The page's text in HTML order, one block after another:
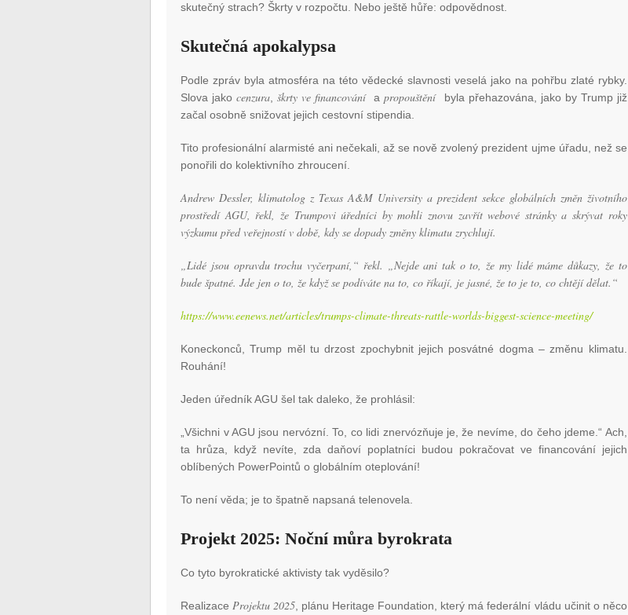
skutečný strach? Škrty v rozpočtu. Nebo ještě hůře: odpovědnost.
Skutečná apokalypsa
Podle zpráv byla atmosféra na této vědecké slavnosti veselá jako na pohřbu zlaté rybky.
Slova jakocenzura ,škrty ve financováníapropouštěníbyla přehazována, jako by Trump již
začal osobně snižovat jejich cestovní stipendia.
Tito profesionální alarmisté ani nečekali, až se nově zvolený prezident ujme úřadu, než se
ponořili do kolektivního zhroucení.
Andrew Dessler, klimatolog z Texas A&M University a prezident sekce globálních změn životního
prostředí AGU, řekl, že Trumpovi úředníci by mohli znovu zavřít webové stránky a skrývat roky
výzkumu před veřejností v době, kdy se dopady změny klimatu zrychlují.
„Lidé jsou opravdu trochu vyčerpaní,“ řekl. „Nejde ani tak o to, že my lidé máme důkazy, že to
bude špatné. Jde jen o to, že když se podíváte na to, co říkají, je jasné, že to je to, co chtějí dělat.“
https://www.eenews.net/articles/trumps-climate-threats-rattle-worlds-biggest-science-meeting/
Koneckonců, Trump měl tu drzost zpochybnit jejich posvátné dogma – změnu klimatu.
Rouhání!
Jeden úředník AGU šel tak daleko, že prohlásil:
„Všichni v AGU jsou nervózní. To, co lidi znervózňuje je, že nevíme, do čeho jdeme.“ Ach,
ta hrůza, když nevíte, zda daňoví poplatníci budou pokračovat ve financování jejich
oblíbených PowerPointů o globálním oteplování!
To není věda; je to špatně napsaná telenovela.
Projekt 2025: Noční můra byrokrata
Co tyto byrokratické aktivisty tak vyděsilo?
Realizace Projektu 2025 , plánu Heritage Foundation, který má federální vládu učinit o něco